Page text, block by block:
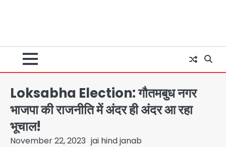
Loksabha Election: गौतमबुध नगर
भाजपा की राजनीति में अंदर ही अंदर आ रहा
भूचाल!
November 22, 2023 jai hind janab